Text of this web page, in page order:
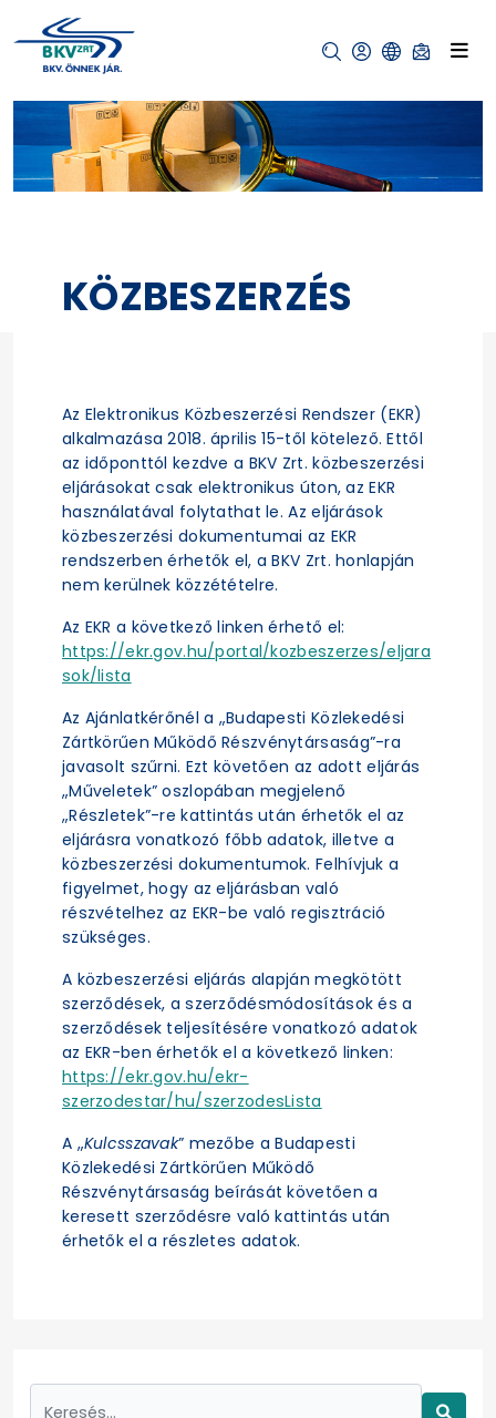
KÖZBESZERZÉS
Az Elektronikus Közbeszerzési Rendszer (EKR)
alkalmazása 2018. április 15-től kötelező. Ettől
az időponttól kezdve a BKV Zrt. közbeszerzési
eljárásokat csak elektronikus úton, az EKR
használatával folytathat le. Az eljárások
közbeszerzési dokumentumai az EKR
rendszerben érhetők el, a BKV Zrt. honlapján
nem kerülnek közzétételre.
Az EKR a következő linken érhető el:
https://ekr.gov.hu/portal/kozbeszerzes/eljara
sok/lista
Az Ajánlatkérőnél a „Budapesti Közlekedési
Zártkörűen Működő Részvénytársaság”-ra
javasolt szűrni. Ezt követően az adott eljárás
„Műveletek” oszlopában megjelenő
„Részletek”-re kattintás után érhetők el az
eljárásra vonatkozó főbb adatok, illetve a
közbeszerzési dokumentumok. Felhívjuk a
figyelmet, hogy az eljárásban való
részvételhez az EKR-be való regisztráció
szükséges.
A közbeszerzési eljárás alapján megkötött
szerződések, a szerződésmódosítások és a
szerződések teljesítésére vonatkozó adatok
az EKR-ben érhetők el a következő linken:
https://ekr.gov.hu/ekr-
szerzodestar/hu/szerzodesLista
A „Kulcsszavak” mezőbe a Budapesti
Közlekedési Zártkörűen Működő
Részvénytársaság beírását követően a
keresett szerződésre való kattintás után
érhetők el a részletes adatok.